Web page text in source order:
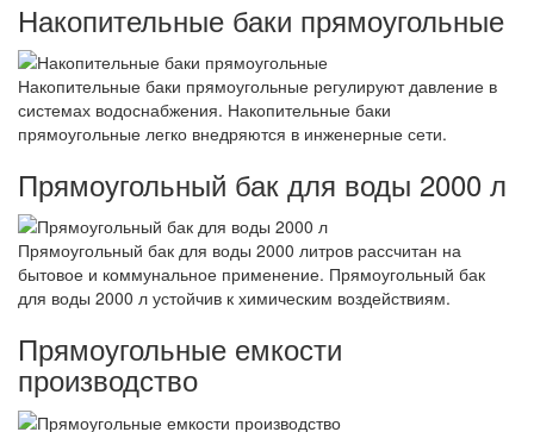
Накопительные баки прямоугольные
Накопительные баки прямоугольные регулируют давление в
системах водоснабжения. Накопительные баки
прямоугольные легко внедряются в инженерные сети.
Прямоугольный бак для воды 2000 л
Прямоугольный бак для воды 2000 литров рассчитан на
бытовое и коммунальное применение. Прямоугольный бак
для воды 2000 л устойчив к химическим воздействиям.
Прямоугольные емкости
производство